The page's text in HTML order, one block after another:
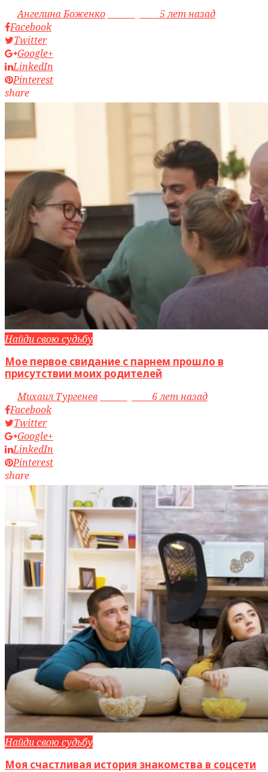
byАнгелина Боженко
5 лет назад
Facebook
Twitter
Google+
LinkedIn
Pinterest
share
Найди свою судьбу
Мое первое свидание с парнем прошло в
присутствии моих родителей
byМихаил Тургенев
6 лет назад
Facebook
Twitter
Google+
LinkedIn
Pinterest
share
Найди свою судьбу
Моя счастливая история знакомства в соцсети